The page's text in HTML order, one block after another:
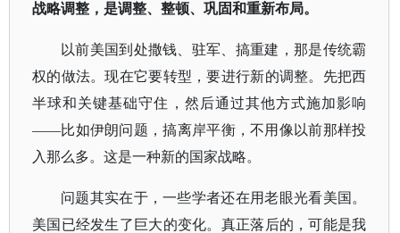
战略调整，是调整、整顿、巩固和重新布局。
以前美国到处撒钱、驻军、搞重建，那是传统霸
权的做法。现在它要转型，要进行新的调整。先把西
半球和关键基础守住，然后通过其他方式施加影响
——比如伊朗问题，搞离岸平衡，不用像以前那样投
入那么多。这是一种新的国家战略。
问题其实在于，一些学者还在用老眼光看美国。
美国已经发生了巨大的变化。真正落后的，可能是我